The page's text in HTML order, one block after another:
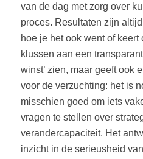
van de dag met zorg over
proces. Resultaten zijn
hoe je het ook went of
klussen aan een
winst’ zien, maar geeft ook
voor de verzuchting: het is
misschien goed om iets
vragen te stellen over
verandercapaciteit. Het
inzicht in de serieusheid